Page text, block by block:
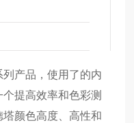
列产品，使用了的内
提高效率和色彩测
颜色高度、高性和